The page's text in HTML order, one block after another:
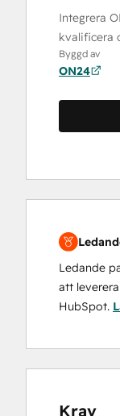
Integrera
kvalificera
Byggd av
ON24
Ledande
att
HubSpot.
Krav